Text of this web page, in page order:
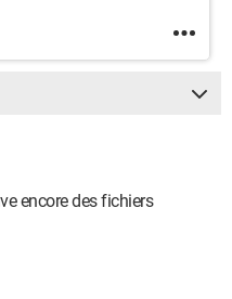
encore des fichiers